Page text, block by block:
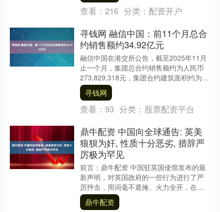
查看： 216 分类： 配资开户
寻钱网 融信中国：前11个月总合
约销售额约34.92亿元
融信中国在港交所公告，截至2025年11月
止一个月，集团总合约销售额约为人民币
273,829,318元，集团合约建筑面积约为
29,816平方米，集团平均合约售价....
寻钱网
查看： 93 分类： 股票配资平台
鼎牛配资 中国向全球通告: 英美
狼狈为奸, 性质十分恶劣, 措辞严
厉极为罕见
前言：鼎牛配资 中国驻英国使馆发布的最
新声明，对英国政府的一些行为进行了严
厉抨击，用词毫不遮掩、火力全开，在全
球舆论场掀起巨大波澜。外界注意到，中
国这一段罕见的....
鼎牛配资